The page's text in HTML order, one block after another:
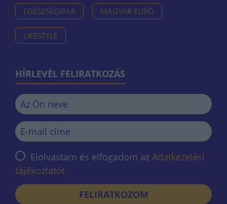
EGÉSZSÉGIPAR MAGYAR EURÓ
LIFESTYLE
HÍRLEVÉL FELIRATKOZÁS
Elolvastam és elfogadom az Adatkezelési
tájékoztatót
FELIRATKOZOM